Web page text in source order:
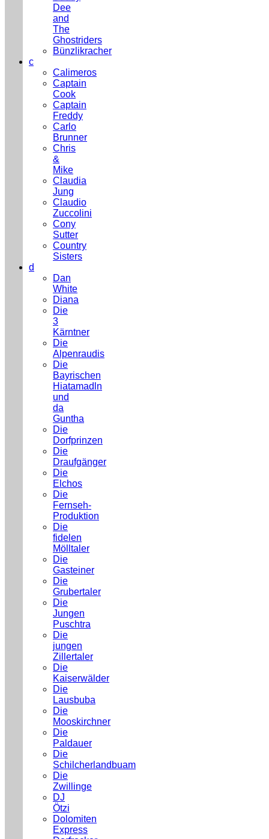
Dee
and
The
Ghostriders
Bünzlikracher
c
Calimeros
Captain
Cook
Captain
Freddy
Carlo
Brunner
Chris
&
Mike
Claudia
Jung
Claudio
Zuccolini
Cony
Sutter
Country
Sisters
d
Dan
White
Diana
Die
3
Kärntner
Die
Alpenraudis
Die
Bayrischen
Hiatamadln
und
da
Guntha
Die
Dorfprinzen
Die
Draufgänger
Die
Elchos
Die
Fernseh-
Produktion
Die
fidelen
Mölltaler
Die
Gasteiner
Die
Grubertaler
Die
Jungen
Puschtra
Die
jungen
Zillertaler
Die
Kaiserwälder
Die
Lausbuba
Die
Mooskirchner
Die
Paldauer
Die
Schilcherlandbuam
Die
Zwillinge
DJ
Ötzi
Dolomiten
Express